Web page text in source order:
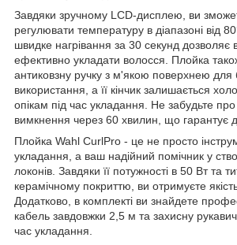
Завдяки зручному LCD-дисплею, ви
регулювати температуру в діапазоні від
швидке нагрівання за 30 секунд
ефективно укладати волосся. Плойка
антиковзну ручку з м'якою поверхнею для
використання, а її кінчик залишається
опікам під час укладання. Не забудьте
вимкнення через 60 хвилин, що гарантує
Плойка Wahl CurlPro - це не просто
укладання, а ваш надійний помічник у
локонів. Завдяки її потужності в 50 Вт та
керамічному покриттю, ви отримуєте
Додатково, в комплекті ви знайдете
кабель завдовжки 2,5 м та захисну
час укладання.